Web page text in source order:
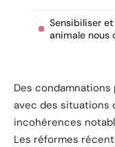
Sensibiliser
animale nous
Des
avec des situations
incohérences
Les réformes